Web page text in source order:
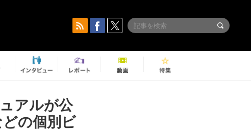
アルが公
の個別ビ